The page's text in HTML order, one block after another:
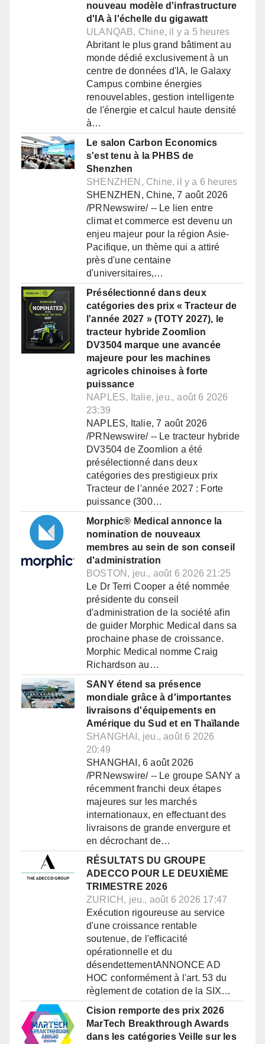
nouveau modèle d'infrastructure
d'IA à l'échelle du gigawatt
ULANQAB, Chine, il y a 5 heures
Abritant le plus grand bâtiment au
monde dédié exclusivement à un
centre de données d'IA, le Galaxy
Campus combine énergies
renouvelables, gestion intelligente
de l'énergie et calcul haute densité
à…
Le salon Carbon Economics
s'est tenu à la PHBS de
Shenzhen
SHENZHEN, Chine, il y a 6 heures
SHENZHEN, Chine, 7 août 2026
/PRNewswire/ -- Le lien entre
climat et commerce est devenu un
enjeu majeur pour la région Asie-
Pacifique, un thème qui a attiré
près d'une centaine
d'universitaires,…
Présélectionné dans deux
catégories des prix « Tracteur de
l'année 2027 » (TOTY 2027), le
tracteur hybride Zoomlion
DV3504 marque une avancée
majeure pour les machines
agricoles chinoises à forte
puissance
NAPLES, Italie, jeu., août 6 2026
23:39
NAPLES, Italie, 7 août 2026
/PRNewswire/ -- Le tracteur hybride
DV3504 de Zoomlion a été
présélectionné dans deux
catégories des prestigieux prix
Tracteur de l'année 2027 : Forte
puissance (300…
Morphic® Medical annonce la
nomination de nouveaux
membres au sein de son conseil
d'administration
BOSTON, jeu., août 6 2026 21:25
Le Dr Terri Cooper a été nommée
présidente du conseil
d'administration de la société afin
de guider Morphic Medical dans sa
prochaine phase de croissance.
Morphic Medical nomme Craig
Richardson au…
SANY étend sa présence
mondiale grâce à d'importantes
livraisons d'équipements en
Amérique du Sud et en Thaïlande
SHANGHAI, jeu., août 6 2026
20:49
SHANGHAI, 6 août 2026
/PRNewswire/ -- Le groupe SANY a
récemment franchi deux étapes
majeures sur les marchés
internationaux, en effectuant des
livraisons de grande envergure et
en décrochant de…
RÉSULTATS DU GROUPE
ADECCO POUR LE DEUXIÈME
TRIMESTRE 2026
ZURICH, jeu., août 6 2026 17:47
Exécution rigoureuse au service
d'une croissance rentable
soutenue, de l'efficacité
opérationnelle et du
désendettementANNONCE AD
HOC conformément à l'art. 53 du
règlement de cotation de la SIX…
Cision remporte des prix 2026
MarTech Breakthrough Awards
dans les catégories Veille sur les